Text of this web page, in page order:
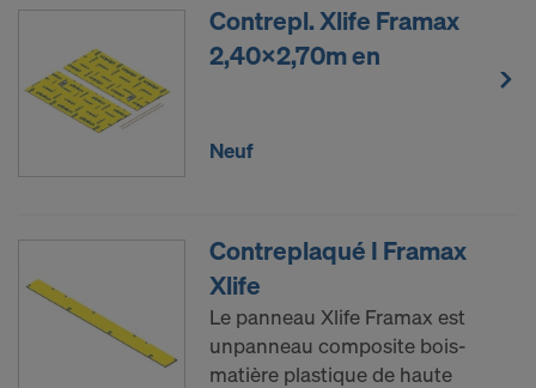
Contrepl. Xlife Framax
2,40x2,70m en
Neuf
Contreplaqué I Framax
Xlife
Le panneau Xlife Framax est
unpanneau composite bois-
matière plastique de haute
Rocket Science Group LLC
Sketchfab Inc.
The Trade Desk, Inc.
Vimeo LLC
YouTube LLC
Nous avons besoin de votre consentement
données à caractère personnel à ces fournisseurs.
Vous pourrez révoquer, avec effet à l’avenir, votre
consentement à tout moment en accédant aux
paramétrages des cookies sur le site Internet.